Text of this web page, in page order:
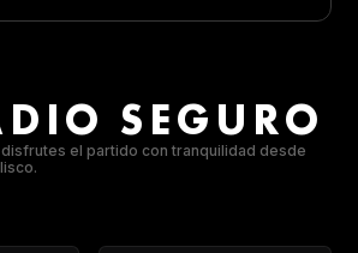
SEGURO
el partido con tranquilidad desde